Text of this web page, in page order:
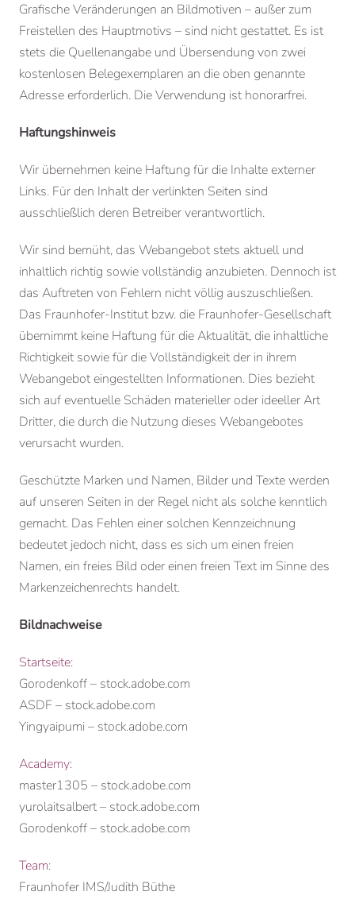
Grafische Veränderungen an Bildmotiven – außer zum
Freistellen des Hauptmotivs – sind nicht gestattet. Es ist
stets die Quellenangabe und Übersendung von zwei
kostenlosen Belegexemplaren an die oben genannte
Adresse erforderlich. Die Verwendung ist honorarfrei.
Haftungshinweis
Wir übernehmen keine Haftung für die Inhalte externer
Links. Für den Inhalt der verlinkten Seiten sind
ausschließlich deren Betreiber verantwortlich.
Wir sind bemüht, das Webangebot stets aktuell und
inhaltlich richtig sowie vollständig anzubieten. Dennoch ist
das Auftreten von Fehlern nicht völlig auszuschließen.
Das Fraunhofer-Institut bzw. die Fraunhofer-Gesellschaft
übernimmt keine Haftung für die Aktualität, die inhaltliche
Richtigkeit sowie für die Vollständigkeit der in ihrem
Webangebot eingestellten Informationen. Dies bezieht
sich auf eventuelle Schäden materieller oder ideeller Art
Dritter, die durch die Nutzung dieses Webangebotes
verursacht wurden.
Geschützte Marken und Namen, Bilder und Texte werden
auf unseren Seiten in der Regel nicht als solche kenntlich
gemacht. Das Fehlen einer solchen Kennzeichnung
bedeutet jedoch nicht, dass es sich um einen freien
Namen, ein freies Bild oder einen freien Text im Sinne des
Markenzeichenrechts handelt.
Bildnachweise
Startseite:
Gorodenkoff – stock.adobe.com
ASDF – stock.adobe.com
Yingyaipumi – stock.adobe.com
Academy:
master1305 – stock.adobe.com
yurolaitsalbert – stock.adobe.com
Gorodenkoff – stock.adobe.com
Team:
Fraunhofer IMS/Judith Büthe